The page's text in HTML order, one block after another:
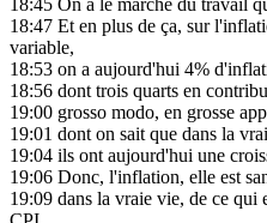
18:45 On a le marché du travail
18:47 Et en plus de ça, sur
variable,
18:53 on a aujourd'hui 4%
18:56 dont trois quarts en
19:00 grosso modo, en grosse
19:01 dont on sait que dans la
19:04 ils ont aujourd'hui une
19:06 Donc, l'inflation, elle est
19:09 dans la vraie vie, de ce